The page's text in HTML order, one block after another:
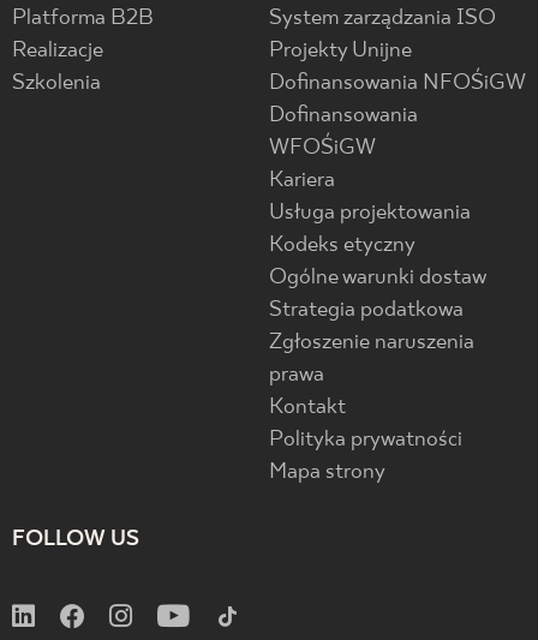
Platforma B2B
Realizacje
Szkolenia
System zarządzania ISO
Projekty Unijne
Dofinansowania NFOŚiGW
Dofinansowania
WFOŚiGW
Kariera
Usługa projektowania
Kodeks etyczny
Ogólne warunki dostaw
Strategia podatkowa
Zgłoszenie naruszenia
prawa
Kontakt
Polityka prywatności
Mapa strony
FOLLOW US